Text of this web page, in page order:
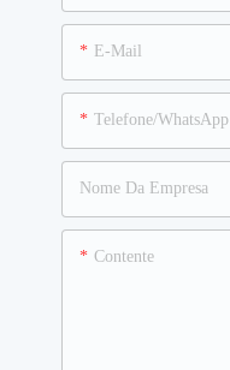
E-Mail
Telefone/WhatsApp
Nome Da Empresa
Contente